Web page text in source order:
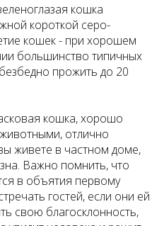
кошка
короткой серо-
кошек - при хорошем
большинство типичных
прожить до 20
кошка, хорошо
отлично
живете в частном доме,
Важно помнить, что
в объятия первому
гостей, если они ей
свою благосклонность,